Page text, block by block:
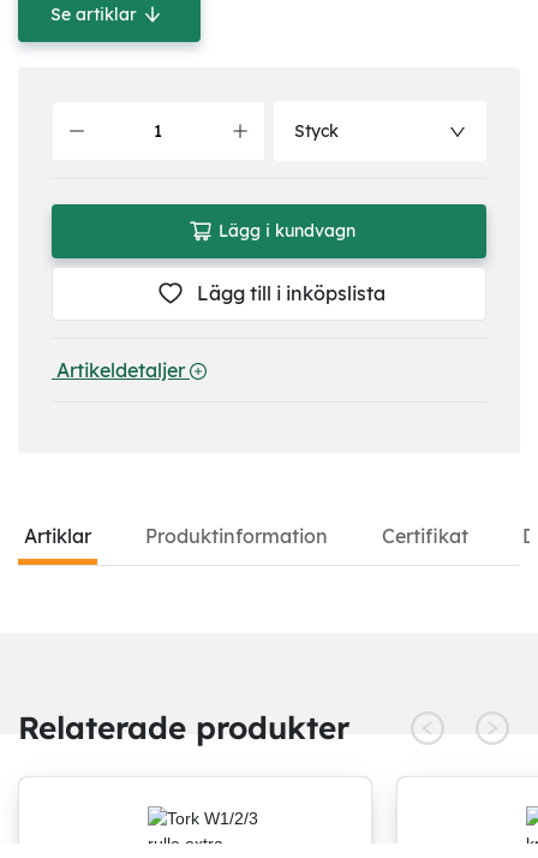
Se artiklar
Styck
Lägg i kundvagn
Lägg till i inköpslista
Artikeldetaljer
Artiklar Produktinformation Certifikat
Relaterade produkter